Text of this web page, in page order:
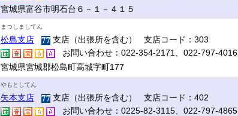
宮城県富谷市明石台６－１－４１５
まつしましてん
松島支店
支店（出張所を含む） 支店コード：303
お問い合わせ：022-354-2171、022-797-4016
宮城県宮城郡松島町高城字町177
やもとしてん
矢本支店
支店（出張所を含む） 支店コード：402
お問い合わせ：0225-82-3115、022-797-4865